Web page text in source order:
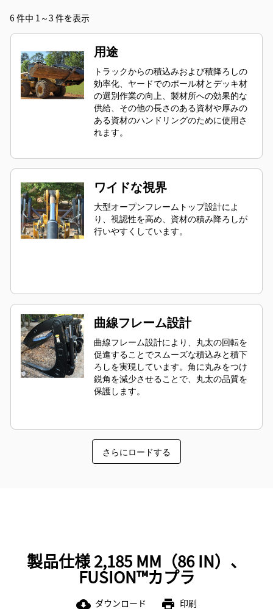
6 件中 1～3 件を表示
用途
トラックからの積込みおよび積降ろしの
効率化、ヤードでのポール材とデッキ材
の選別作業の向上、製材所への効果的な
供給、その他の長さのある資材や厚みの
ある資材のハンドリングのために使用さ
れます。
ワイドな視界
大型オープンフレームトップ設計によ
り、視認性を高め、資材の積み降ろしが
行いやすくしています。
曲線フレーム設計
曲線フレーム設計により、丸太の回転を
促進することでスムーズな積込みと積下
ろしを実現しています。角に丸みをつけ
鋭角を減少させることで、丸太の品質を
保護します。
さらにロードする
製品仕様 2,185 MM（86 IN）、
FUSION™カプラ
cloud_download ダウンロード print 印刷